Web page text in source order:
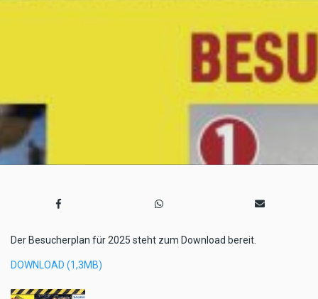
Der Besucherplan für 2025 steht zum Download bereit.
DOWNLOAD (1,3MB)